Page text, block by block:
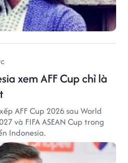
xem AFF Cup chỉ là
AFF Cup 2026 sau World
và FIFA ASEAN Cup trong
Indonesia.